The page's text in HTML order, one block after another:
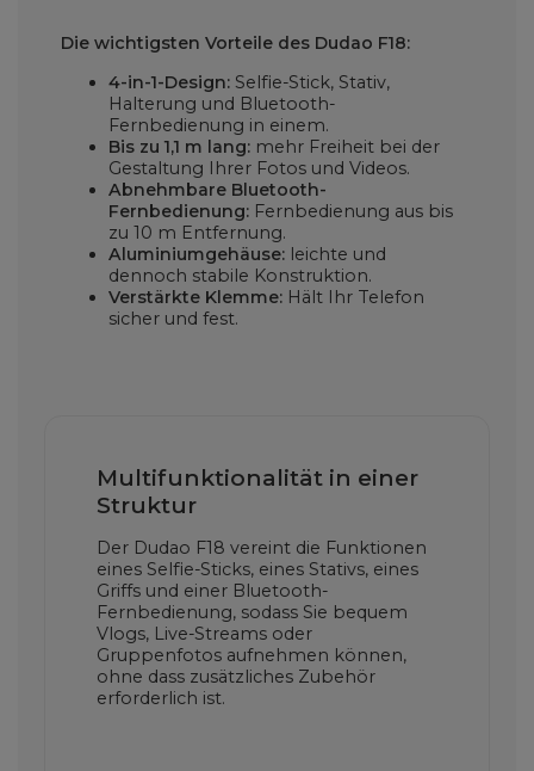
Die wichtigsten Vorteile des Dudao F18:
4-in-1-Design: Selfie-Stick, Stativ,
Halterung und Bluetooth-
Fernbedienung in einem.
Bis zu 1,1 m lang: mehr Freiheit bei der
Gestaltung Ihrer Fotos und Videos.
Abnehmbare Bluetooth-
Fernbedienung: Fernbedienung aus bis
zu 10 m Entfernung.
Aluminiumgehäuse: leichte und
dennoch stabile Konstruktion.
Verstärkte Klemme: Hält Ihr Telefon
sicher und fest.
Multifunktionalität in einer
Struktur
Der Dudao F18 vereint die Funktionen
eines Selfie-Sticks, eines Stativs, eines
Griffs und einer Bluetooth-
Fernbedienung, sodass Sie bequem
Vlogs, Live-Streams oder
Gruppenfotos aufnehmen können,
ohne dass zusätzliches Zubehör
erforderlich ist.